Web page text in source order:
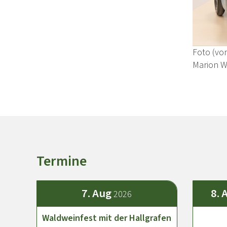
Foto
Marion
Termine
7.Aug2026
Waldweinfest mit der Hallgrafen
8.